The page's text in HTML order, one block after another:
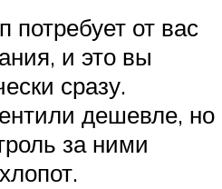
потребует от вас
и это вы
сразу.
дешевле, но
за ними